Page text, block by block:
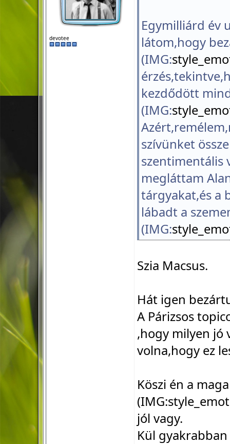
devotee
Egymilliárd év
látom,hogy
(IMG:
kezdődött
(IMG:
szívünket
szentimentális
megláttam
tárgyakat,és a
lábadt a
(IMG:
Szia Macsus.
Hát igen
A Párizsos
,hogy milyen jó
volna,hogy ez
Köszi én a
(IMG:
jól vagy.
Kül